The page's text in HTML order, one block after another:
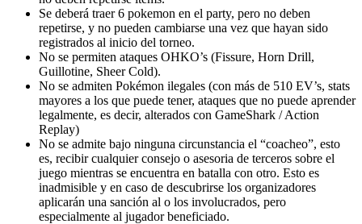
Se deberá traer 6 pokemon en el party, pero no deben
repetirse, y no pueden cambiarse una vez que hayan sido
registrados al inicio del torneo.
No se permiten ataques OHKO’s (Fissure, Horn Drill,
Guillotine, Sheer Cold).
No se admiten Pokémon ilegales (con más de 510 EV’s, stats
mayores a los que puede tener, ataques que no puede aprender
legalmente, es decir, alterados con GameShark / Action
Replay)
No se admite bajo ninguna circunstancia el “coacheo”, esto
es, recibir cualquier consejo o asesoria de terceros sobre el
juego mientras se encuentra en batalla con otro. Esto es
inadmisible y en caso de descubrirse los organizadores
aplicarán una sanción al o los involucrados, pero
especialmente al jugador beneficiado.